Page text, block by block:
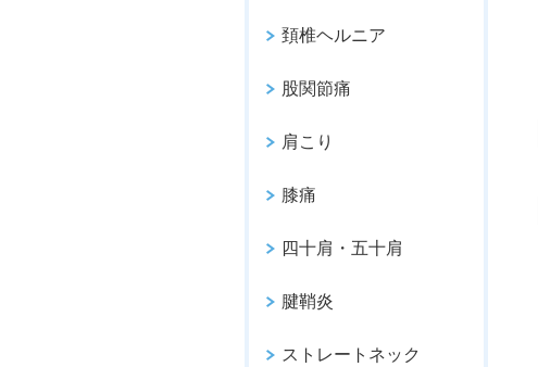
頚椎ヘルニア
股関節痛
肩こり
膝痛
四十肩・五十肩
腱鞘炎
ストレートネック